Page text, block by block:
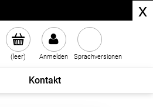
x
(leer) Anmelden Sprachversionen
Kontakt